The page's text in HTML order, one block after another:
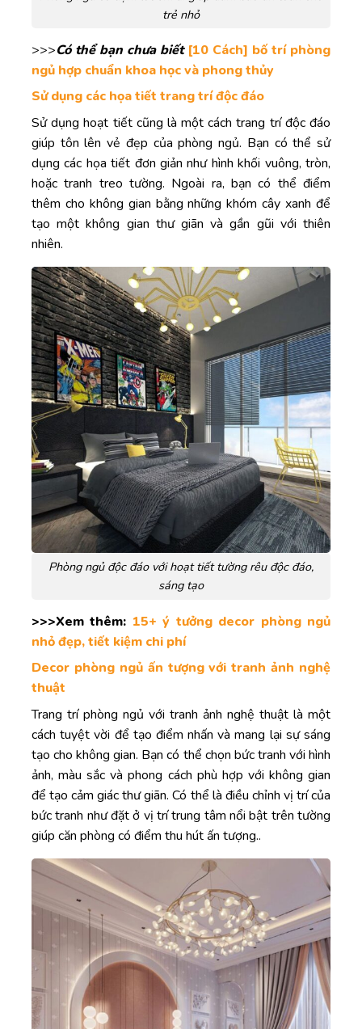
trẻ nhỏ
>>>Có thể bạn chưa biết [10 Cách] bố trí phòng
ngủ hợp chuẩn khoa học và phong thủy
Sử dụng các họa tiết trang trí độc đáo
Sử dụng hoạt tiết cũng là một cách trang trí độc đáo
giúp tôn lên vẻ đẹp của phòng ngủ. Bạn có thể sử
dụng các họa tiết đơn giản như hình khối vuông, tròn,
hoặc tranh treo tường. Ngoài ra, bạn có thể điểm
thêm cho không gian bằng những khóm cây xanh để
tạo một không gian thư giãn và gần gũi với thiên
nhiên.
Phòng ngủ độc đáo với hoạt tiết tường rêu độc đáo,
sáng tạo
>>>Xem thêm: 15+ ý tưởng decor phòng ngủ
nhỏ đẹp, tiết kiệm chi phí
Decor phòng ngủ ấn tượng với tranh ảnh nghệ
thuật
Trang trí phòng ngủ với tranh ảnh nghệ thuật là một
cách tuyệt vời để tạo điểm nhấn và mang lại sự sáng
tạo cho không gian. Bạn có thể chọn bức tranh với hình
ảnh, màu sắc và phong cách phù hợp với không gian
để tạo cảm giác thư giãn. Có thể là điều chỉnh vị trí của
bức tranh như đặt ở vị trí trung tâm nổi bật trên tường
giúp căn phòng có điểm thu hút ấn tượng..